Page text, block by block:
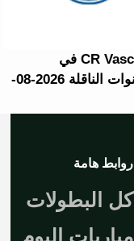
موعد مباراة EC Bahia ضد CR Vasco da Gama في
Campeonato Brasileiro Série A والقنوات الناقلة 2026-08-
روابط هامة
كل البطولات
مباريات اليوم